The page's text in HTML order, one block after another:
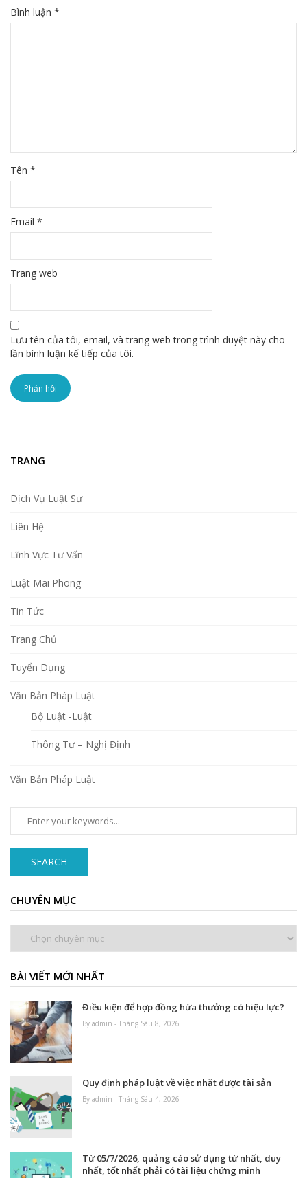
Bình luận *
Tên *
Email *
Trang web
Lưu tên của tôi, email, và trang web trong trình duyệt này cho
lần bình luận kế tiếp của tôi.
TRANG
Dịch Vụ Luật Sư
Liên Hệ
Lĩnh Vực Tư Vấn
Luật Mai Phong
Tin Tức
Trang Chủ
Tuyển Dụng
Văn Bản Pháp Luật
Bộ Luật -Luật
Thông Tư – Nghị Định
Văn Bản Pháp Luật
SEARCH
CHUYÊN MỤC
BÀI VIẾT MỚI NHẤT
Điều kiện để hợp đồng hứa thưởng có hiệu lực?
By admin - Tháng Sáu 8, 2026
Quy định pháp luật về việc nhặt được tài sản
By admin - Tháng Sáu 4, 2026
Từ 05/7/2026, quảng cáo sử dụng từ nhất, duy
nhất, tốt nhất phải có tài liệu chứng minh